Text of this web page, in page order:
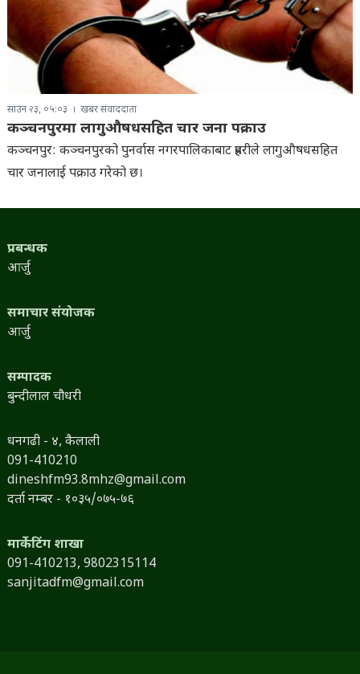
साउन २३, ०५:०३ खबर संवाददाता
कञ्चनपुरमा लागुऔषधसहित चार जना पक्राउ
कञ्चनपुर: कञ्चनपुरको पुनर्वास नगरपालिकाबाट प्रहरीले लागुऔषधसहित
चार जनालाई पक्राउ गरेको छ।
प्रबन्धक
आर्जु
समाचार संयोजक
आर्जु
सम्पादक
बुन्दीलाल चौधरी
धनगढी - ४, कैलाली
091-410210
dineshfm93.8mhz@gmail.com
दर्ता नम्बर - १०३५/०७५-७६
मार्केटिंग शाखा
091-410213, 9802315114
sanjitadfm@gmail.com